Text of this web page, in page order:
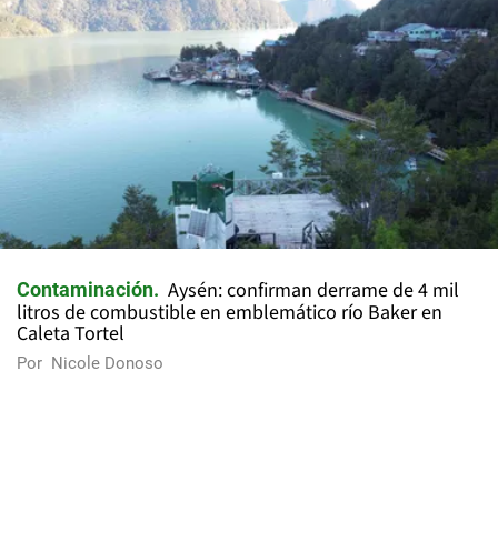
Contaminación
Aysén: confirman derrame de 4 mil
litros de combustible en emblemático río Baker en
Caleta Tortel
Por Nicole Donoso